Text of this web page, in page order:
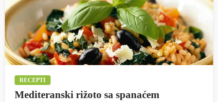
RECEPTI
Mediteranski rižoto sa spanaćem